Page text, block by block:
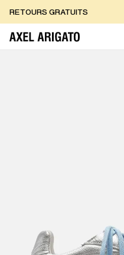
RETOURS GRATUITS
LIVRAISON EXPRESS GRATUITE